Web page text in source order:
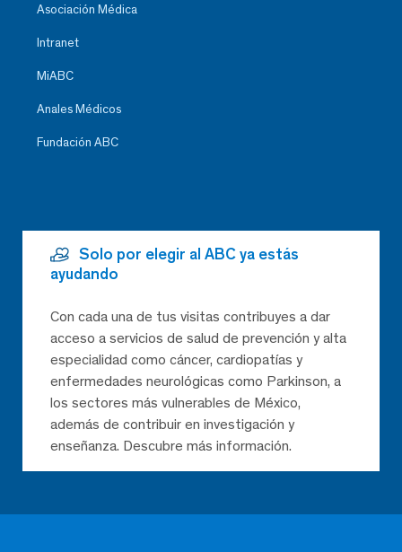
Asociación Médica
Intranet
MiABC
Anales Médicos
Fundación ABC
Solo por elegir al ABC ya estás
ayudando
Con cada una de tus visitas contribuyes a dar
acceso a servicios de salud de prevención y alta
especialidad como cáncer, cardiopatías y
enfermedades neurológicas como Parkinson, a
los sectores más vulnerables de México,
además de contribuir en investigación y
enseñanza. Descubre más información.